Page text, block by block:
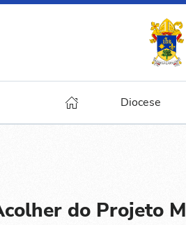
Diocese
do Projeto